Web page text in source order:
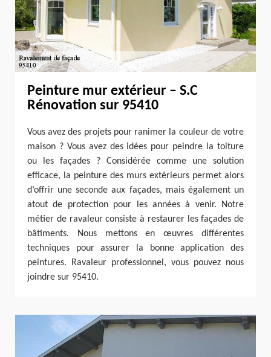
Peinture mur extérieur – S.C
Rénovation sur 95410
Vous avez des projets pour ranimer la couleur de votre
maison ? Vous avez des idées pour peindre la toiture
ou les façades ? Considérée comme une solution
efficace, la peinture des murs extérieurs permet alors
d’offrir une seconde aux façades, mais également un
atout de protection pour les années à venir. Notre
métier de ravaleur consiste à restaurer les façades de
bâtiments. Nous mettons en œuvres différentes
techniques pour assurer la bonne application des
peintures. Ravaleur professionnel, vous pouvez nous
joindre sur 95410.